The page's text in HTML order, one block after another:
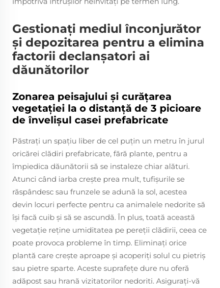
Gestionați mediul înconjurător
și depozitarea pentru a elimina
factorii declanșatori ai
dăunătorilor
Zonarea peisajului și curățarea
vegetației la o distanță de 3 picioare
de învelișul casei prefabricate
Păstrați un spațiu liber de cel puțin un metru în jurul
oricărei clădiri prefabricate, fără plante, pentru a
împiedica dăunătorii să se instaleze chiar alături.
Atunci când iarba crește prea mult, tufișurile se
răspândesc sau frunzele se adună la sol, acestea
devin locuri perfecte pentru ca animalele nedorite să
își facă cuib și să se ascundă. În plus, toată această
vegetație reține umiditatea pe pereții clădirii, ceea ce
poate provoca probleme în timp. Eliminați orice
plantă care crește aproape și acoperiți solul cu pietriș
sau pietre sparte. Aceste suprafețe dure nu oferă
adăpost sau hrană vizitatorilor nedoriti. Asigurați-vă